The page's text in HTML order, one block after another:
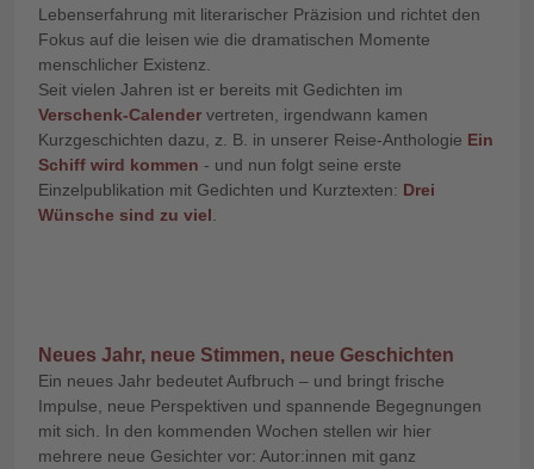
Lebenserfahrung mit literarischer Präzision und richtet den
Fokus auf die leisen wie die dramatischen Momente
menschlicher Existenz.
Seit vielen Jahren ist er bereits mit Gedichten im
Verschenk-Calender vertreten, irgendwann kamen
Kurzgeschichten dazu, z. B. in unserer Reise-Anthologie Ein
Schiff wird kommen - und nun folgt seine erste
Einzelpublikation mit Gedichten und Kurztexten: Drei
Wünsche sind zu viel
Neues Jahr, neue Stimmen, neue Geschichten
Ein neues Jahr bedeutet Aufbruch – und bringt frische
Impulse, neue Perspektiven und spannende Begegnungen
mit sich. In den kommenden Wochen stellen wir hier
mehrere neue Gesichter vor: Autor:innen mit ganz